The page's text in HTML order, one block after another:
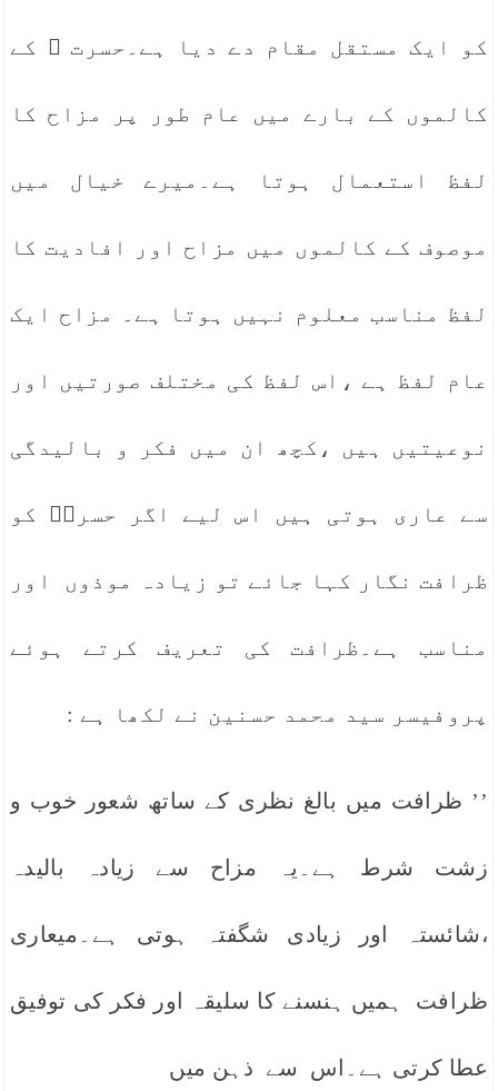
کو ایک مستقل مقام دے دیا ہے۔حسرت ؔ کے
کالموں کے بارے میں عام طور پر مزاح کا
لفظ استعمال ہوتا ہے۔میرے خیال میں
موصوف کے کالموں میں مزاح اور افادیت کا
لفظ مناسب معلوم نہیں ہوتا ہے۔ مزاح ایک
عام لفظ ہے ،اس لفظ کی مختلف صورتیں اور
نوعیتیں ہیں ،کچھ ان میں فکر و بالیدگی
سے عاری ہوتی ہیں اس لیے اگر حسرتؔ کو
ظرافت نگار کہا جائے تو زیادہ موذوں اور
مناسب ہے۔ظرافت کی تعریف کرتے ہوئے
پروفیسر سید محمد حسنین نے لکھا ہے :
’’ ظرافت میں بالغ نظری کے ساتھ شعور خوب و
زشت شرط ہے۔یہ مزاح سے زیادہ بالیدہ
،شائستہ اور زیادی شگفتہ ہوتی ہے۔میعاری
ظرافت ہمیں ہنسنے کا سلیقہ اور فکر کی توفیق
عطا کرتی ہے۔اس سے ذہن میں